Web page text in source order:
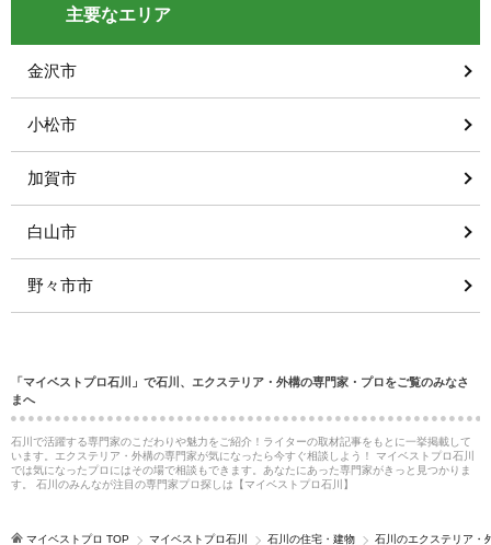
主要なエリア
金沢市
小松市
加賀市
白山市
野々市市
「マイベストプロ石川」で石川、エクステリア・外構の専門家・プロをご覧のみなさ
まへ
石川で活躍する専門家のこだわりや魅力をご紹介！ライターの取材記事をもとに一挙掲載して
います。エクステリア・外構の専門家が気になったら今すぐ相談しよう！ マイベストプロ石川
では気になったプロにはその場で相談もできます。あなたにあった専門家がきっと見つかりま
す。 石川のみんなが注目の専門家プロ探しは【マイベストプロ石川】
マイベストプロ TOP マイベストプロ石川 石川の住宅・建物 石川のエクステリア・